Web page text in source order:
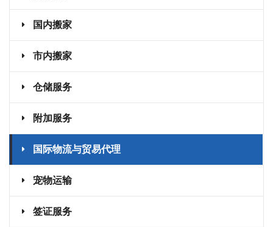
国内搬家
市内搬家
仓储服务
附加服务
国际物流与贸易代理
宠物运输
签证服务